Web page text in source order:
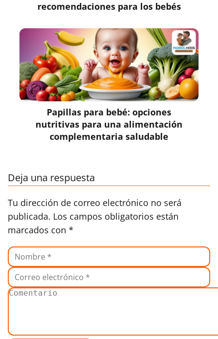
recomendaciones para los bebés
Papillas para bebé: opciones
nutritivas para una alimentación
complementaria saludable
Deja una respuesta
Tu dirección de correo electrónico no será
publicada. Los campos obligatorios están
marcados con *